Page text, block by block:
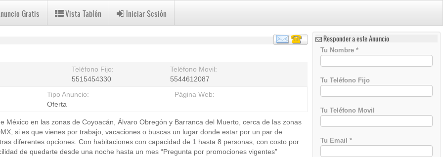
Gratis Vista Tablón Iniciar Sesión
Teléfono Fijo:
5515454330
Teléfono Movil:
5544612087
Tipo Anuncio:
Oferta
Página Web:
México en las zonas de Coyoacán, Álvaro Obregón y Barranca del Muerto, cerca de las zonas
si es que vienes por trabajo, vacaciones o buscas un lugar donde estar por un par de
diferentes opciones. Con habitaciones con capacidad de 1 hasta 8 personas, con costo por
de quedarte desde una noche hasta un mes “Pregunta por promociones vigentes”
Responder a este Anuncio
Tu Nombre*
Tu Teléfono Fijo
Tu Teléfono Movil
Tu Email*